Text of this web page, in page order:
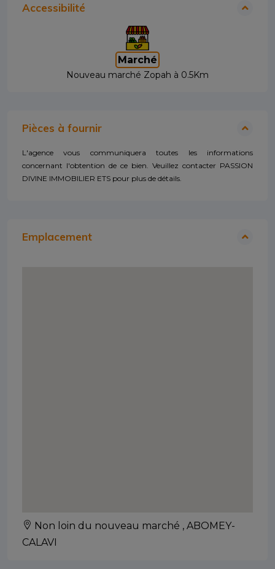
Accessibilité
Marché
Nouveau marché Zopah à 0.5Km
Pièces à fournir
L'agence vous communiquera toutes les informations
concernant l'obtention de ce bien. Veuillez contacter PASSION
DIVINE IMMOBILIER ETS pour plus de détails.
Emplacement
Non loin du nouveau marché , ABOMEY-
CALAVI